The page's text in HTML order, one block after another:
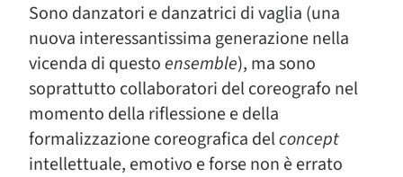
Sono danzatori e danzatrici di vaglia (una
nuova interessantissima generazione nella
vicenda di questoensemble), ma sono
soprattutto collaboratori del coreografo nel
momento della riflessione e della
formalizzazione coreografica delconcept
intellettuale, emotivo e forse non è errato